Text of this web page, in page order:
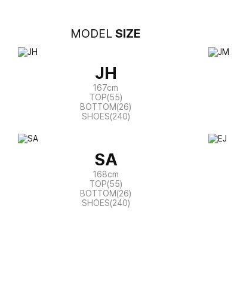
MODEL SIZE
JH
167cm
TOP(55)
BOTTOM(26)
SHOES(240)
SA
168cm
TOP(55)
BOTTOM(26)
SHOES(240)